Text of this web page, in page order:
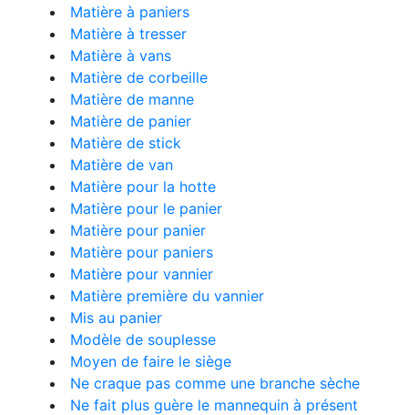
Matière à paniers
Matière à tresser
Matière à vans
Matière de corbeille
Matière de manne
Matière de panier
Matière de stick
Matière de van
Matière pour la hotte
Matière pour le panier
Matière pour panier
Matière pour paniers
Matière pour vannier
Matière première du vannier
Mis au panier
Modèle de souplesse
Moyen de faire le siège
Ne craque pas comme une branche sèche
Ne fait plus guère le mannequin à présent